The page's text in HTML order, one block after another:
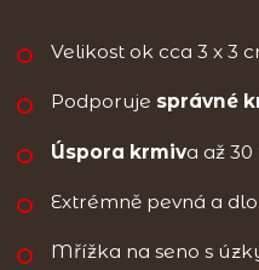
Velikost ok cca 3 x 3
Podporuje správné
Úspora krmiva až 30
Extrémně pevná a
Mřížka na seno s